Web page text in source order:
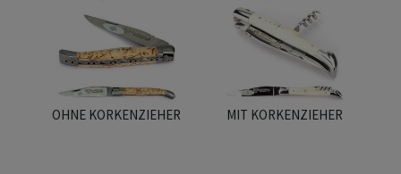
OHNE KORKENZIEHER MIT KORKENZIEHER